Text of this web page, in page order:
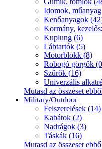
Gumik, tömlők
Idomok,
Kenőanyagok
Kormány,
Kuplung (6)
Lábtartók (5)
Motorblokk (8)
Robogó görgők
Szűrők (16)
Univerzális
Mutasd az összeset
Military/Outdoor
Felszerelések (14)
Kabátok (2)
Nadrágok (3)
Táskák (16)
Mutasd az összeset